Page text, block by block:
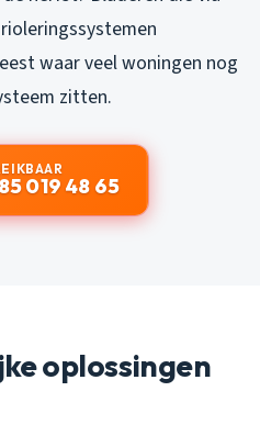
waar veel woningen nog
zitten.
019 48 65
oplossingen